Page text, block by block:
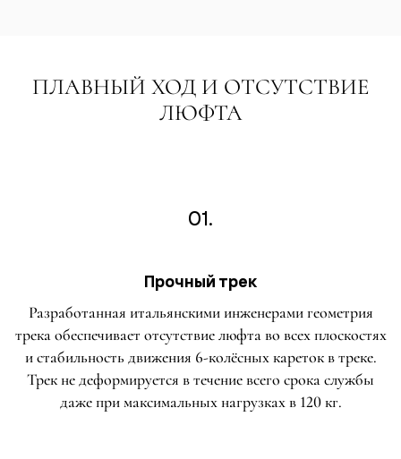
ПЛАВНЫЙ ХОД И ОТСУТСТВИЕ
ЛЮФТА
01.
Прочный трек
Разработанная итальянскими инженерами геометрия
трека обеспечивает отсутствие люфта во всех плоскостях
и стабильность движения 6-колёсных кареток в треке.
Трек не деформируется в течение всего срока службы
даже при максимальных нагрузках в 120 кг.